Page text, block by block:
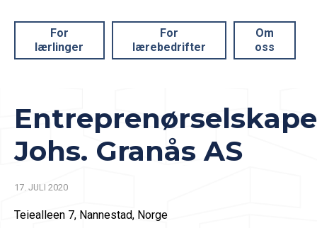
For
lærlinger
For
lærebedrifter
Om
oss
Johs. Granås AS
17. JULI 2020
Teiealleen 7, Nannestad, Norge